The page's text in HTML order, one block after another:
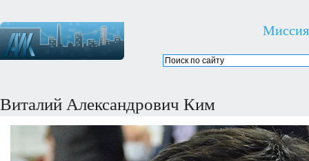
Миссия
Виталий Александрович Ким